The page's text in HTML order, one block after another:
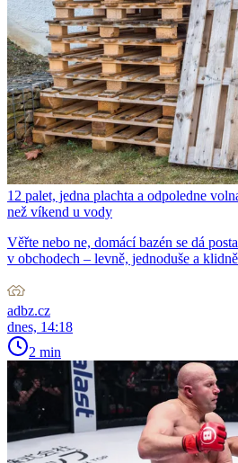
12 palet, jedna plachta a odpoledne
než víkend u vody
Věřte nebo ne, domácí bazén se dá
v obchodech – levně, jednoduše a
adbz.cz
dnes, 14:18
2 min